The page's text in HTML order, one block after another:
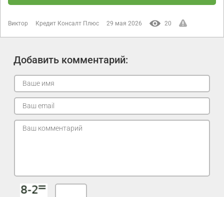
Виктор Кредит Консалт Плюс 29 мая 2026 20
Добавить комментарий: